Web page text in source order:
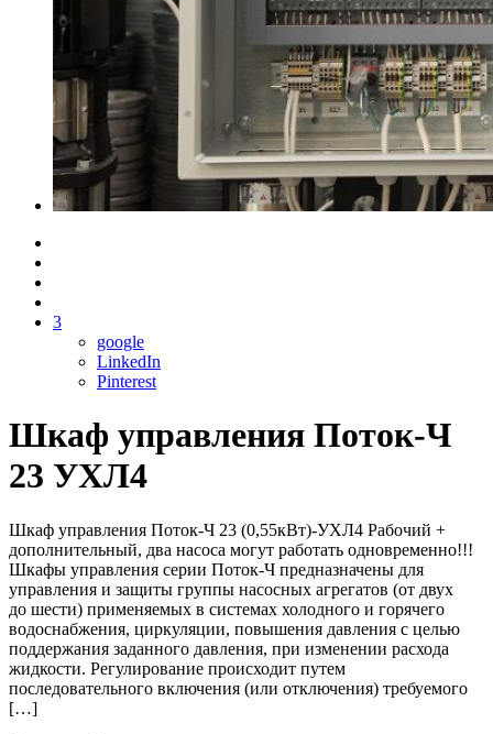
3
google
LinkedIn
Pinterest
Шкаф управления Поток-Ч
23 УХЛ4
Шкаф управления Поток-Ч 23 (0,55кВт)-УХЛ4 Рабочий +
дополнительный, два насоса могут работать одновременно!!!
Шкафы управления серии Поток-Ч предназначены для
управления и защиты группы насосных агрегатов (от двух
до шести) применяемых в системах холодного и горячего
водоснабжения, циркуляции, повышения давления с целью
поддержания заданного давления, при изменении расхода
жидкости. Регулирование происходит путем
последовательного включения (или отключения) требуемого
[…]